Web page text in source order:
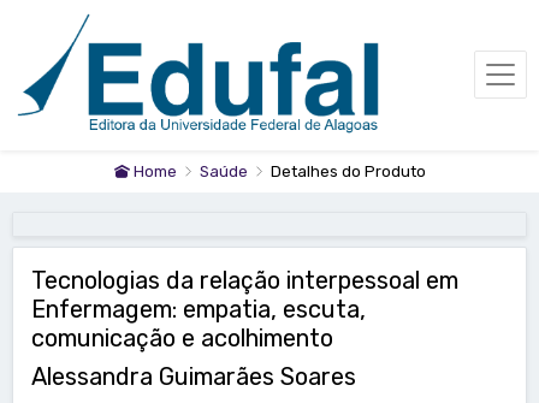
Home Saúde Detalhes do Produto
Tecnologias da relação interpessoal em
Enfermagem: empatia, escuta,
comunicação e acolhimento
Alessandra Guimarães Soares